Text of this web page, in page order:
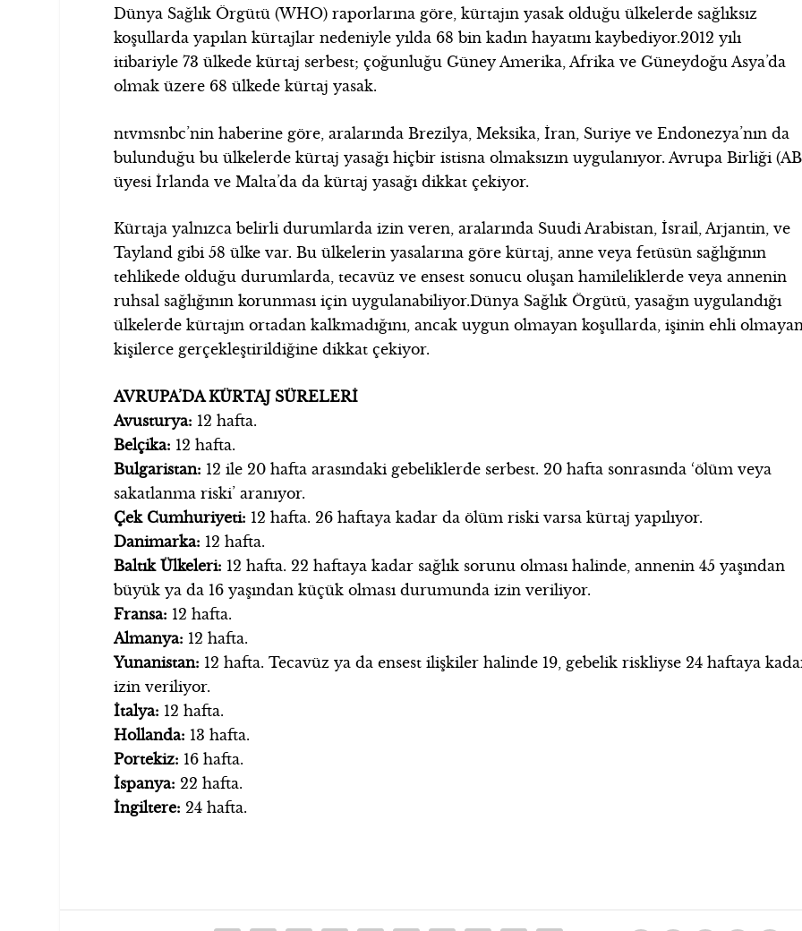
Dünya Sağlık Örgütü (WHO) raporlarına göre, kürtajın yasak olduğu ülkelerde sağlıksız
koşullarda yapılan kürtajlar nedeniyle yılda 68 bin kadın hayatını kaybediyor.2012 yılı
itibariyle 73 ülkede kürtaj serbest; çoğunluğu Güney Amerika, Afrika ve Güneydoğu Asya’da
olmak üzere 68 ülkede kürtaj yasak.
ntvmsnbc’nin haberine göre, aralarında Brezilya, Meksika, İran, Suriye ve Endonezya’nın da
bulunduğu bu ülkelerde kürtaj yasağı hiçbir istisna olmaksızın uygulanıyor. Avrupa Birliği
üyesi İrlanda ve Malta’da da kürtaj yasağı dikkat çekiyor.
Kürtaja yalnızca belirli durumlarda izin veren, aralarında Suudi Arabistan, İsrail, Arjantin, ve
Tayland gibi 58 ülke var. Bu ülkelerin yasalarına göre kürtaj, anne veya fetüsün sağlığının
tehlikede olduğu durumlarda, tecavüz ve ensest sonucu oluşan hamileliklerde veya annenin
ruhsal sağlığının korunması için uygulanabiliyor.Dünya Sağlık Örgütü, yasağın uygulandığı
ülkelerde kürtajın ortadan kalkmadığını, ancak uygun olmayan koşullarda, işinin ehli
kişilerce gerçekleştirildiğine dikkat çekiyor.
AVRUPA’DA KÜRTAJ SÜRELERİ
Avusturya: 12 hafta.
Belçika: 12 hafta.
Bulgaristan: 12 ile 20 hafta arasındaki gebeliklerde serbest. 20 hafta sonrasında ‘ölüm veya
sakatlanma riski’ aranıyor.
Çek Cumhuriyeti: 12 hafta. 26 haftaya kadar da ölüm riski varsa kürtaj yapılıyor.
Danimarka: 12 hafta.
Baltık Ülkeleri: 12 hafta. 22 haftaya kadar sağlık sorunu olması halinde, annenin 45 yaşından
büyük ya da 16 yaşından küçük olması durumunda izin veriliyor.
Fransa: 12 hafta.
Almanya: 12 hafta.
Yunanistan: 12 hafta. Tecavüz ya da ensest ilişkiler halinde 19, gebelik riskliyse 24 haftaya
izin veriliyor.
İtalya: 12 hafta.
Hollanda: 13 hafta.
Portekiz: 16 hafta.
İspanya: 22 hafta.
İngiltere: 24 hafta.